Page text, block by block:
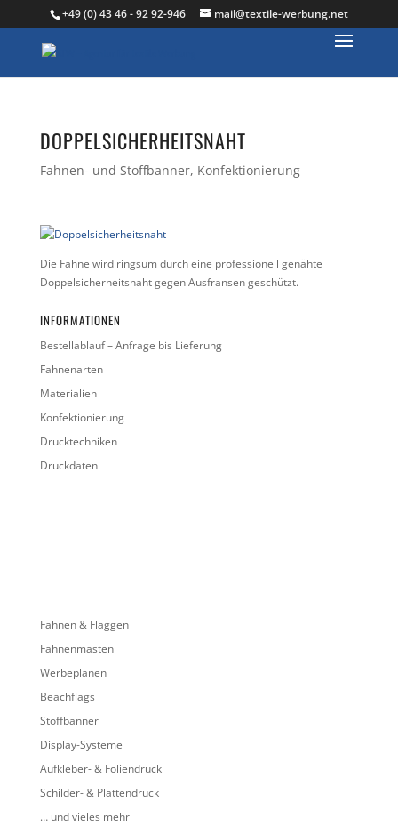
+49 (0) 43 46 - 92 92-946 mail@textile-werbung.net
DOPPELSICHERHEITSNAHT
Fahnen- und Stoffbanner, Konfektionierung
Die Fahne wird ringsum durch eine professionell genähte
Doppelsicherheitsnaht gegen Ausfransen geschützt.
INFORMATIONEN
Bestellablauf – Anfrage bis Lieferung
Fahnenarten
Materialien
Konfektionierung
Drucktechniken
Druckdaten
Fahnen & Flaggen
Fahnenmasten
Werbeplanen
Beachflags
Stoffbanner
Display-Systeme
Aufkleber- & Foliendruck
Schilder- & Plattendruck
… und vieles mehr